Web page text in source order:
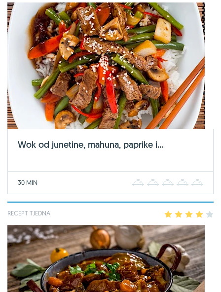
Wok od junetine, mahuna, paprike i...
30 MIN 2 3 4
RECEPT TJEDNA 2 3 4